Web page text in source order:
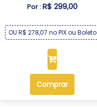
Por :R$ 299,00
OU R$ 278,07 no PIX ou Boleto
Comprar